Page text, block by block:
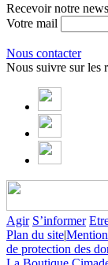
Recevoir notre
Votre mail
Nous contacter
Nous suivre sur les
Agir S’informer
Plan du site|
de protection des